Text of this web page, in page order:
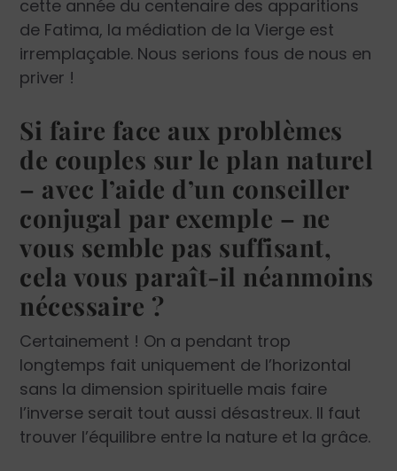
cette année du centenaire des apparitions
de Fatima, la médiation de la Vierge est
irremplaçable. Nous serions fous de nous en
priver !
Si faire face aux problèmes
de couples sur le plan naturel
– avec l’aide d’un conseil­ler
conjugal par exemple – ne
vous semble pas suffisant,
cela vous paraît-il néanmoins
nécessaire ?
Certainement ! On a pendant trop
longtemps fait uniquement de l’horizontal
sans la dimension spirituelle mais faire
l’inverse serait tout aussi désastreux. Il faut
trouver l’équilibre entre la nature et la grâce.